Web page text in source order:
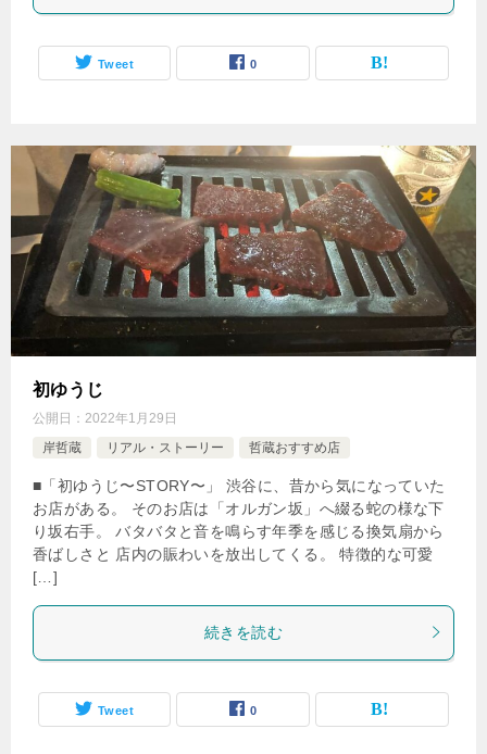
Tweet 0
初ゆうじ
公開日： 2022年1月29日
岸哲蔵
リアル・ストーリー 哲蔵おすすめ店
■「初ゆうじ〜STORY〜」 渋谷に、昔から気になっていた
お店がある。 そのお店は「オルガン坂」へ綴る蛇の様な下
り坂右手。 バタバタと音を鳴らす年季を感じる換気扇から
香ばしさと 店内の賑わいを放出してくる。 特徴的な可愛
[…]
続きを読む
Tweet 0